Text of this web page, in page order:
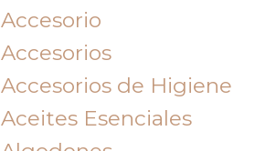
Accesorio
Accesorios
Accesorios de Higiene
Aceites Esenciales